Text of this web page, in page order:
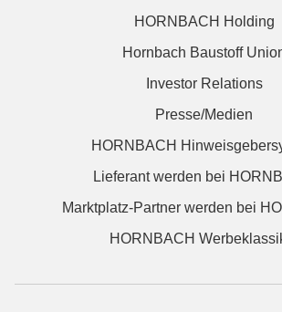
HORNBACH Holding
Hornbach Baustoff
Investor Relations
Presse/Medien
HORNBACH
Lieferant werden bei
Marktplatz-Partner werden bei
HORNBACH